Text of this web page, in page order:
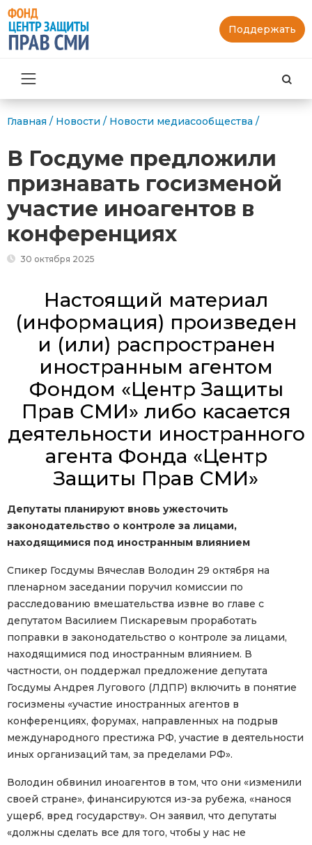
Поддержать
Главная / Новости / Новости медиасообщества /
В Госдуме предложили
признавать госизменой
участие иноагентов в
конференциях
30 октября 2025
Настоящий материал
(информация) произведен
и (или) распространен
иностранным агентом
Фондом «Центр Защиты
Прав СМИ» либо касается
деятельности иностранного
агента Фонда «Центр
Защиты Прав СМИ»
Депутаты планируют вновь ужесточить
законодательство о контроле за лицами,
находящимися под иностранным влиянием
Спикер Госдумы Вячеслав Володин 29 октября на
пленарном заседании поручил комиссии по
расследованию вмешательства извне во главе с
депутатом Василием Пискаревым проработать
поправки в законодательство о контроле за лицами,
находящимися под иностранным влиянием. В
частности, он поддержал предложение депутата
Госдумы Андрея Лугового (ЛДПР) включить в понятие
госизмены «участие иностранных агентов в
конференциях, форумах, направленных на подрыв
международного престижа РФ, участие в деятельности
иных организаций там, за пределами РФ».
Володин обвинил иноагентов в том, что они «изменили
своей стране», финансируются из-за рубежа, «нанося
ущерб, вред государству». Он заявил, что депутаты
«должны сделать все для того, чтобы у нас не